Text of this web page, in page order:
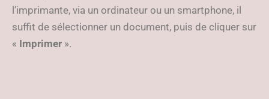
l’imprimante, via un ordinateur ou un smartphone, il
suffit de sélectionner un document, puis de cliquer sur
« Imprimer ».